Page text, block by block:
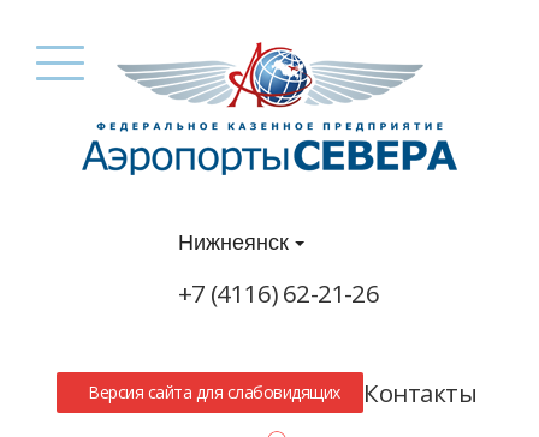
Нижнеянск
+7 (4116) 62-21-26
Версия сайта для слабовидящих Контакты